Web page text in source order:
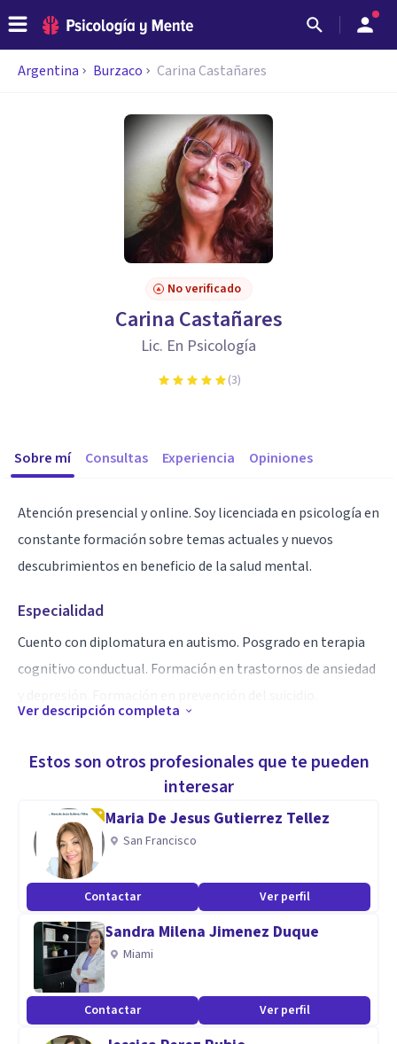
Argentina Burzaco Carina Castañares
No verificado
Carina Castañares
Lic. En Psicología
(3)
Sobre mí Consultas Experiencia Opiniones
Atención presencial y online. Soy licenciada en psicología en
constante formación sobre temas actuales y nuevos
descubrimientos en beneficio de la salud mental.
Especialidad
Cuento con diplomatura en autismo. Posgrado en terapia
cognitivo conductual. Formación en trastornos de ansiedad
Me ocupo de atender las particularidades de cada
consultante y planificar intervenciones específicas para
cada persona de manera dinámica.
Ver descripción completa
Estos son otros profesionales que te pueden
interesar
Maria De Jesus Gutierrez Tellez
San Francisco
Contactar Ver perfil
Sandra Milena Jimenez Duque
Miami
Contactar Ver perfil